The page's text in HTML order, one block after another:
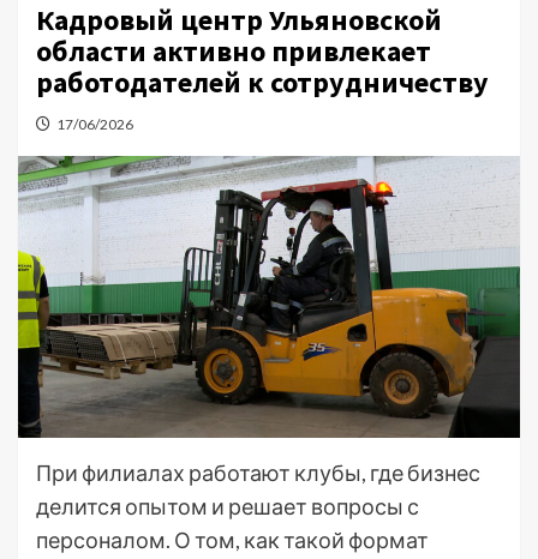
Кадровый центр Ульяновской
области активно привлекает
работодателей к сотрудничеству
17/06/2026
При филиалах работают клубы, где бизнес
делится опытом и решает вопросы с
персоналом. О том, как такой формат